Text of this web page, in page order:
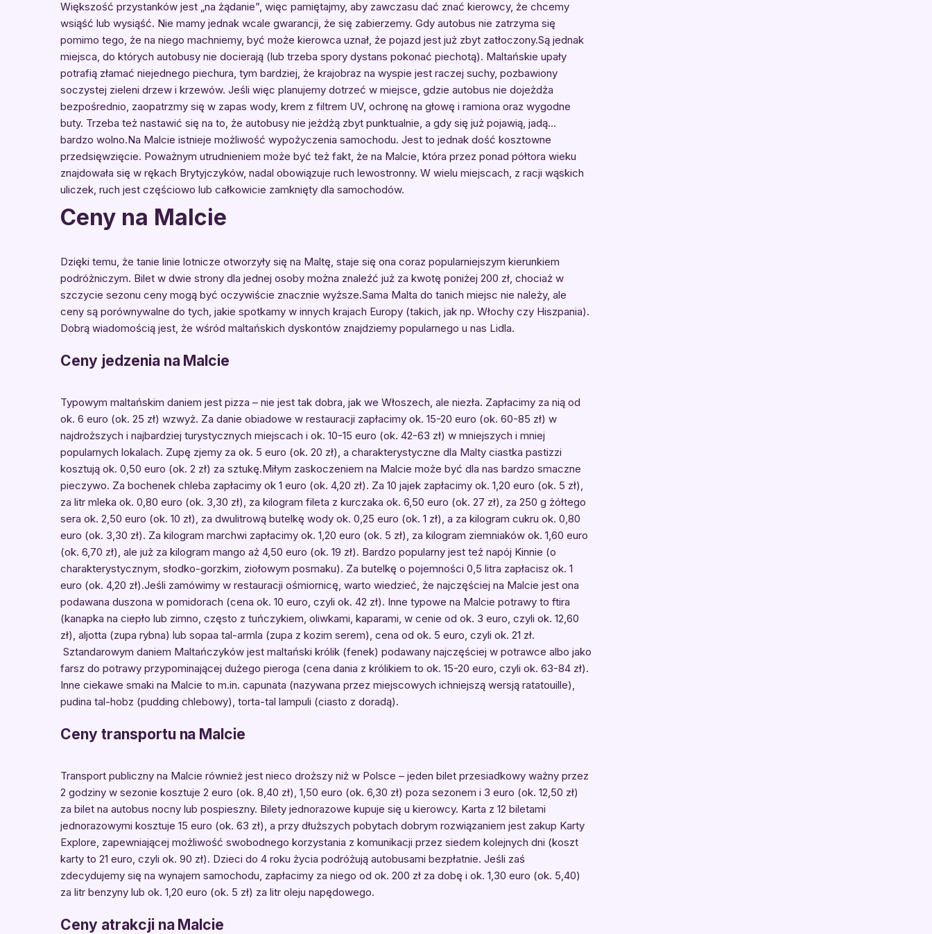
Większość przystanków jest „na żądanie”, więc pamiętajmy, aby zawczasu dać znać kierowcy, że chcemy
wsiąść lub wysiąść. Nie mamy jednak wcale gwarancji, że się zabierzemy. Gdy autobus nie zatrzyma się
pomimo tego, że na niego machniemy, być może kierowca uznał, że pojazd jest już zbyt zatłoczony.Są jednak
miejsca, do których autobusy nie docierają (lub trzeba spory dystans pokonać piechotą). Maltańskie upały
potrafią złamać niejednego piechura, tym bardziej, że krajobraz na wyspie jest raczej suchy, pozbawiony
soczystej zieleni drzew i krzewów. Jeśli więc planujemy dotrzeć w miejsce, gdzie autobus nie dojeżdża
bezpośrednio, zaopatrzmy się w zapas wody, krem z filtrem UV, ochronę na głowę i ramiona oraz wygodne
buty. Trzeba też nastawić się na to, że autobusy nie jeżdżą zbyt punktualnie, a gdy się już pojawią, jadą…
bardzo wolno.Na Malcie istnieje możliwość wypożyczenia samochodu. Jest to jednak dość kosztowne
przedsięwzięcie. Poważnym utrudnieniem może być też fakt, że na Malcie, która przez ponad półtora wieku
znajdowała się w rękach Brytyjczyków, nadal obowiązuje ruch lewostronny. W wielu miejscach, z racji wąskich
uliczek, ruch jest częściowo lub całkowicie zamknięty dla samochodów.
Ceny na Malcie
Dzięki temu, że tanie linie lotnicze otworzyły się na Maltę, staje się ona coraz popularniejszym kierunkiem
podróżniczym. Bilet w dwie strony dla jednej osoby można znaleźć już za kwotę poniżej 200 zł, chociaż w
szczycie sezonu ceny mogą być oczywiście znacznie wyższe.Sama Malta do tanich miejsc nie należy, ale
ceny są porównywalne do tych, jakie spotkamy w innych krajach Europy (takich, jak np. Włochy czy Hiszpania).
Dobrą wiadomością jest, że wśród maltańskich dyskontów znajdziemy popularnego u nas Lidla.
Ceny jedzenia na Malcie
Typowym maltańskim daniem jest pizza – nie jest tak dobra, jak we Włoszech, ale niezła. Zapłacimy za nią od
ok. 6 euro (ok. 25 zł) wzwyż. Za danie obiadowe w restauracji zapłacimy ok. 15-20 euro (ok. 60-85 zł) w
najdroższych i najbardziej turystycznych miejscach i ok. 10-15 euro (ok. 42-63 zł) w mniejszych i mniej
popularnych lokalach. Zupę zjemy za ok. 5 euro (ok. 20 zł), a charakterystyczne dla Malty ciastka pastizzi
kosztują ok. 0,50 euro (ok. 2 zł) za sztukę.Miłym zaskoczeniem na Malcie może być dla nas bardzo smaczne
pieczywo. Za bochenek chleba zapłacimy ok 1 euro (ok. 4,20 zł). Za 10 jajek zapłacimy ok. 1,20 euro (ok. 5 zł),
za litr mleka ok. 0,80 euro (ok. 3,30 zł), za kilogram fileta z kurczaka ok. 6,50 euro (ok. 27 zł), za 250 g żółtego
sera ok. 2,50 euro (ok. 10 zł), za dwulitrową butelkę wody ok. 0,25 euro (ok. 1 zł), a za kilogram cukru ok. 0,80
euro (ok. 3,30 zł). Za kilogram marchwi zapłacimy ok. 1,20 euro (ok. 5 zł), za kilogram ziemniaków ok. 1,60 euro
(ok. 6,70 zł), ale już za kilogram mango aż 4,50 euro (ok. 19 zł). Bardzo popularny jest też napój Kinnie (o
charakterystycznym, słodko-gorzkim, ziołowym posmaku). Za butelkę o pojemności 0,5 litra zapłacisz ok. 1
euro (ok. 4,20 zł).Jeśli zamówimy w restauracji ośmiornicę, warto wiedzieć, że najczęściej na Malcie jest ona
podawana duszona w pomidorach (cena ok. 10 euro, czyli ok. 42 zł). Inne typowe na Malcie potrawy to ftira
(kanapka na ciepło lub zimno, często z tuńczykiem, oliwkami, kaparami, w cenie od ok. 3 euro, czyli ok. 12,60
zł), aljotta (zupa rybna) lub sopaa tal-armla (zupa z kozim serem), cena od ok. 5 euro, czyli ok. 21 zł.
Sztandarowym daniem Maltańczyków jest maltański królik (fenek) podawany najczęściej w potrawce albo jako
farsz do potrawy przypominającej dużego pieroga (cena dania z królikiem to ok. 15-20 euro, czyli ok. 63-84 zł).
Inne ciekawe smaki na Malcie to m.in. capunata (nazywana przez miejscowych ichniejszą wersją ratatouille),
pudina tal-hobz (pudding chlebowy), torta-tal lampuli (ciasto z doradą).
Ceny transportu na Malcie
Transport publiczny na Malcie również jest nieco droższy niż w Polsce – jeden bilet przesiadkowy ważny przez
2 godziny w sezonie kosztuje 2 euro (ok. 8,40 zł), 1,50 euro (ok. 6,30 zł) poza sezonem i 3 euro (ok. 12,50 zł)
za bilet na autobus nocny lub pospieszny. Bilety jednorazowe kupuje się u kierowcy. Karta z 12 biletami
jednorazowymi kosztuje 15 euro (ok. 63 zł), a przy dłuższych pobytach dobrym rozwiązaniem jest zakup Karty
Explore, zapewniającej możliwość swobodnego korzystania z komunikacji przez siedem kolejnych dni (koszt
karty to 21 euro, czyli ok. 90 zł). Dzieci do 4 roku życia podróżują autobusami bezpłatnie. Jeśli zaś
zdecydujemy się na wynajem samochodu, zapłacimy za niego od ok. 200 zł za dobę i ok. 1,30 euro (ok. 5,40)
za litr benzyny lub ok. 1,20 euro (ok. 5 zł) za litr oleju napędowego.
Ceny atrakcji na Malcie